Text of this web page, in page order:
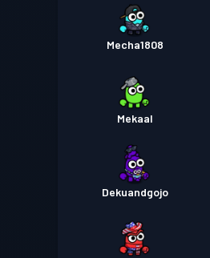
Mecha1808
Mekaal
Dekuandgojo